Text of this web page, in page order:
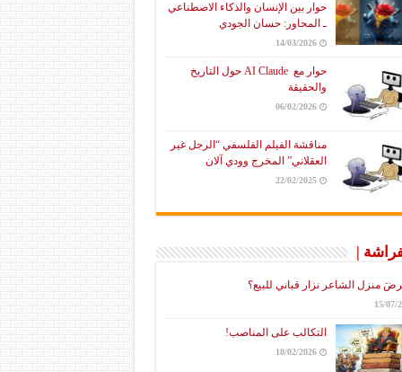
حوار بين الإنسان والذكاء الاصطناعي
ـ المحاور: حسان الجودي
14/03/2026
حوار مع AI Claude حول التاريخ
والحقيقة
06/02/2026
مناقشة الفيلم الفلسفي “الرجل غير
العقلاني” المخرج وودي آلان
22/02/2025
|
منزل الشاعر نزار قباني للبيع؟
15/07/
التكالب على المناصب!
18/02/2026